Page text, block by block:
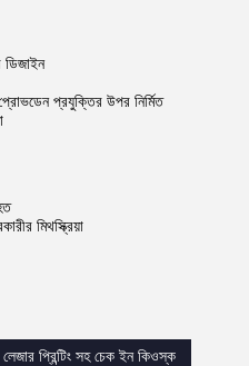
ডিজাইন
প্রযুক্তির উপর নির্মিত
মিথস্ক্রিয়া
লেজার প্রিন্টিং সহ চেক ইন কিওস্ক